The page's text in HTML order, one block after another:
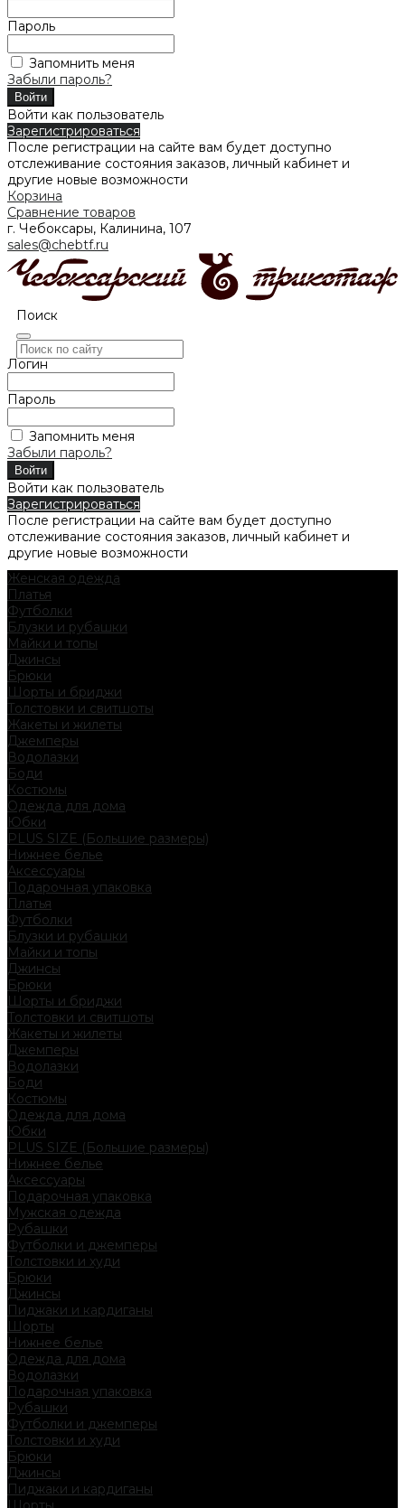
Пароль
Запомнить меня
Забыли пароль?
Войти как пользователь
Зарегистрироваться
После регистрации на сайте вам будет доступно
отслеживание состояния заказов, личный кабинет и
другие новые возможности
Корзина
Сравнение товаров
г. Чебоксары, Калинина, 107
sales@chebtf.ru
Поиск
Логин
Пароль
Запомнить меня
Забыли пароль?
Войти как пользователь
Зарегистрироваться
После регистрации на сайте вам будет доступно
отслеживание состояния заказов, личный кабинет и
другие новые возможности
Женская одежда
Платья
Футболки
Блузки и рубашки
Майки и топы
Джинсы
Брюки
Шорты и бриджи
Толстовки и свитшоты
Жакеты и жилеты
Джемперы
Водолазки
Боди
Костюмы
Одежда для дома
Юбки
PLUS SIZE (Большие размеры)
Нижнее белье
Аксессуары
Подарочная упаковка
Платья
Футболки
Блузки и рубашки
Майки и топы
Джинсы
Брюки
Шорты и бриджи
Толстовки и свитшоты
Жакеты и жилеты
Джемперы
Водолазки
Боди
Костюмы
Одежда для дома
Юбки
PLUS SIZE (Большие размеры)
Нижнее белье
Аксессуары
Подарочная упаковка
Мужская одежда
Рубашки
Футболки и джемперы
Толстовки и худи
Брюки
Джинсы
Пиджаки и кардиганы
Шорты
Нижнее белье
Одежда для дома
Водолазки
Подарочная упаковка
Рубашки
Футболки и джемперы
Толстовки и худи
Брюки
Джинсы
Пиджаки и кардиганы